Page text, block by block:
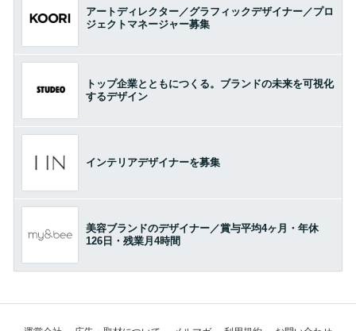
アートディレクター／グラフィックデザイナー／プロ
ジェクトマネージャー募集
トップ企業とともにつくる。ブランドの未来を可視化
するデザイン
インテリアデザイナーを募集
美容ブランドのデザイナー／賞与平均4ヶ月・年休
126日・残業月4時間